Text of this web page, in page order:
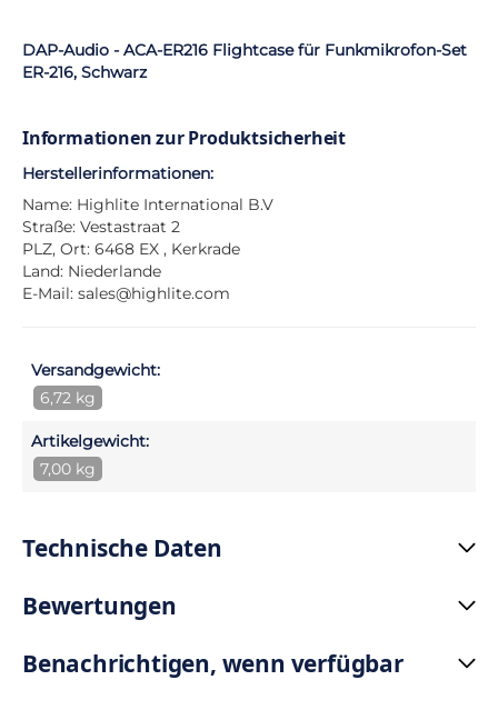
DAP-Audio - ACA-ER216 Flightcase für Funkmikrofon-Set
ER-216, Schwarz
Informationen zur Produktsicherheit
Herstellerinformationen:
Name: Highlite International B.V
Straße: Vestastraat 2
PLZ, Ort: 6468 EX , Kerkrade
Land: Niederlande
E-Mail: sales@highlite.com
Versandgewicht:
6,72 kg
Artikelgewicht:
7,00 kg
Technische Daten
Bewertungen
Benachrichtigen, wenn verfügbar